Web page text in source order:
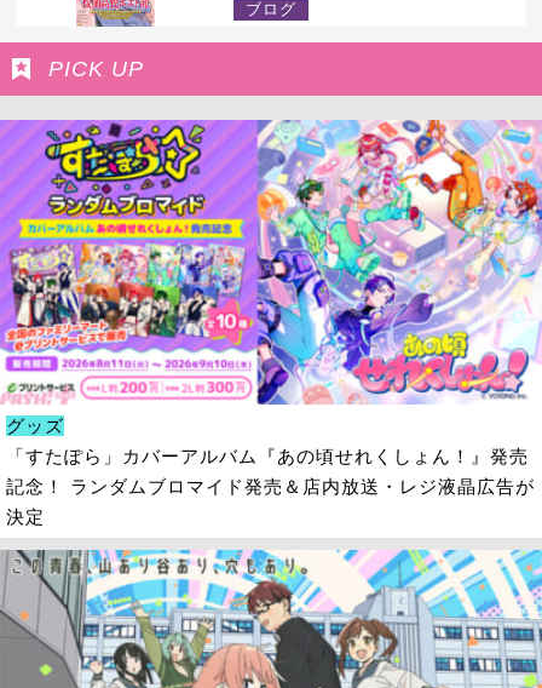
ブログ
PICK UP
グッズ
「すたぽら」カバーアルバム『あの頃せれくしょん！』発売
記念！ ランダムブロマイド発売＆店内放送・レジ液晶広告が
決定